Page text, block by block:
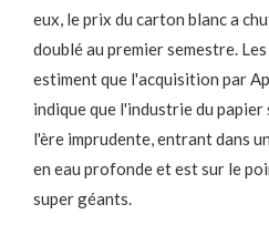
eux, le prix du carton blanc a
doublé au premier semestre.
estiment que l'acquisition par
indique que l'industrie du
l'ère imprudente, entrant dans
en eau profonde et est sur le
super géants.